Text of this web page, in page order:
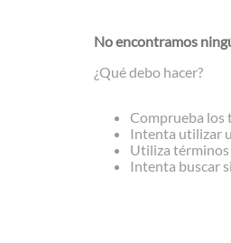
No encontramos
¿Qué debo hacer?
Comprueba los
Intenta utilizar
Utiliza términos
Intenta buscar